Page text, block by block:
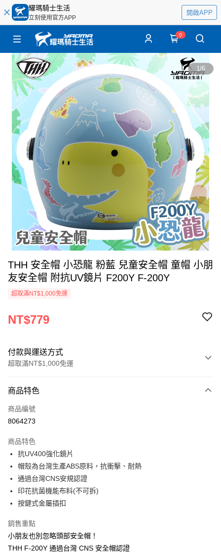
耀瑪騎士生活
立刻使用官方APP
開啟APP
0
1/6
THH 安全帽 小恐龍 粉藍 兒童安全帽 童帽 小朋
友安全帽 附抗UV鏡片 F200Y F-200Y
超取滿NT$1,000免運
NT$779
付款與運送方式
超取滿NT$1,000免運
信用卡一次付款
超商取貨付款
ATM付款
運送方式
全家取貨付款(安全帽一頂以上請選宅配)
每筆NT$60，滿NT$1,000(含以上)免運費
7-11取貨付款(安全帽一頂以上請選宅配)
每筆NT$60，滿NT$1,000(含以上)免運費
商品特色
商品編號
8064273
商品特色
抗UV400強化鏡片
帽殼為台灣生產ABS原料，抗衝擊、耐熱
通過台灣CNS安規認證
印花抗菌機能布料(不可拆)
按鍵式金屬插扣
銷售重點
小朋友也別忽略頭部安全帽！
THH F-200Y 通過台灣 CNS 安全帽認證